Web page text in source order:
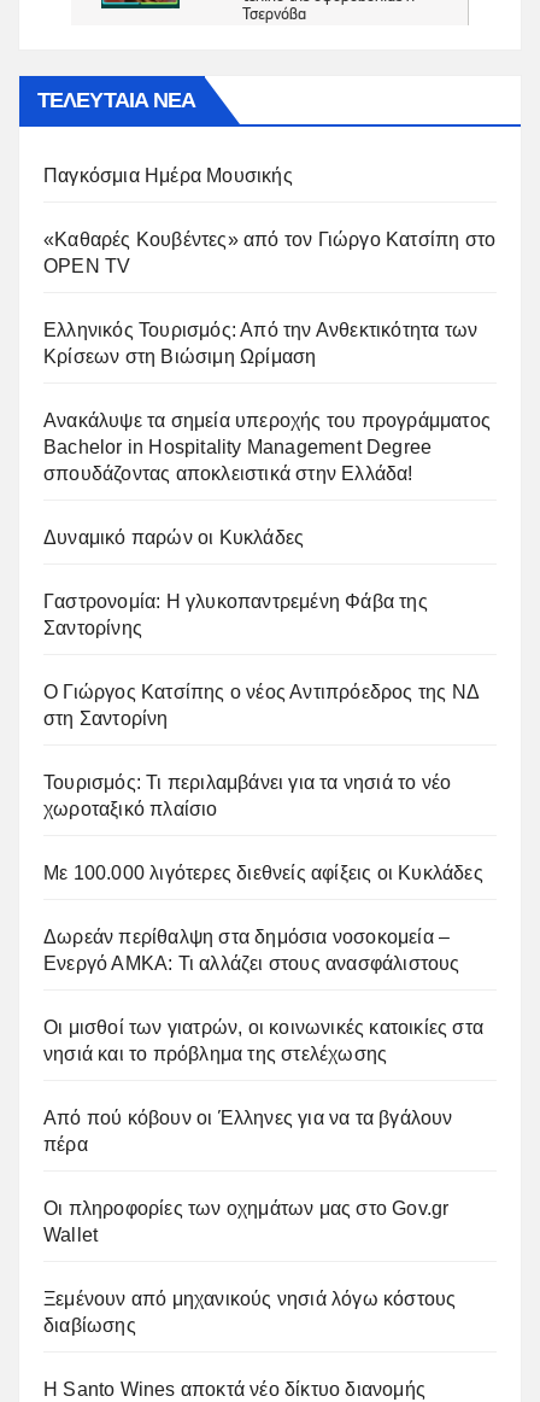
ΤΕΛΕΥΤΑΙΑ ΝΕΑ
Παγκόσμια Ημέρα Μουσικής
«Καθαρές Κουβέντες» από τον Γιώργο Κατσίπη στο
OPEN TV
Ελληνικός Τουρισμός: Από την Ανθεκτικότητα των
Κρίσεων στη Βιώσιμη Ωρίμαση
Ανακάλυψε τα σημεία υπεροχής του προγράμματος
Bachelor in Hospitality Management Degree
σπουδάζοντας αποκλειστικά στην Ελλάδα!
Δυναμικό παρών οι Κυκλάδες
Γαστρονομία: Η γλυκοπαντρεμένη Φάβα της
Σαντορίνης
Ο Γιώργος Κατσίπης ο νέος Αντιπρόεδρος της ΝΔ
στη Σαντορίνη
Τουρισμός: Τι περιλαμβάνει για τα νησιά το νέο
χωροταξικό πλαίσιο
Με 100.000 λιγότερες διεθνείς αφίξεις οι Κυκλάδες
Δωρεάν περίθαλψη στα δημόσια νοσοκομεία –
Ενεργό ΑΜΚΑ: Τι αλλάζει στους ανασφάλιστους
Οι μισθοί των γιατρών, οι κοινωνικές κατοικίες στα
νησιά και το πρόβλημα της στελέχωσης
Από πού κόβουν οι Έλληνες για να τα βγάλουν
πέρα
Οι πληροφορίες των οχημάτων μας στο Gov.gr
Wallet
Ξεμένουν από μηχανικούς νησιά λόγω κόστους
διαβίωσης
Η Santo Wines αποκτά νέο δίκτυο διανομής